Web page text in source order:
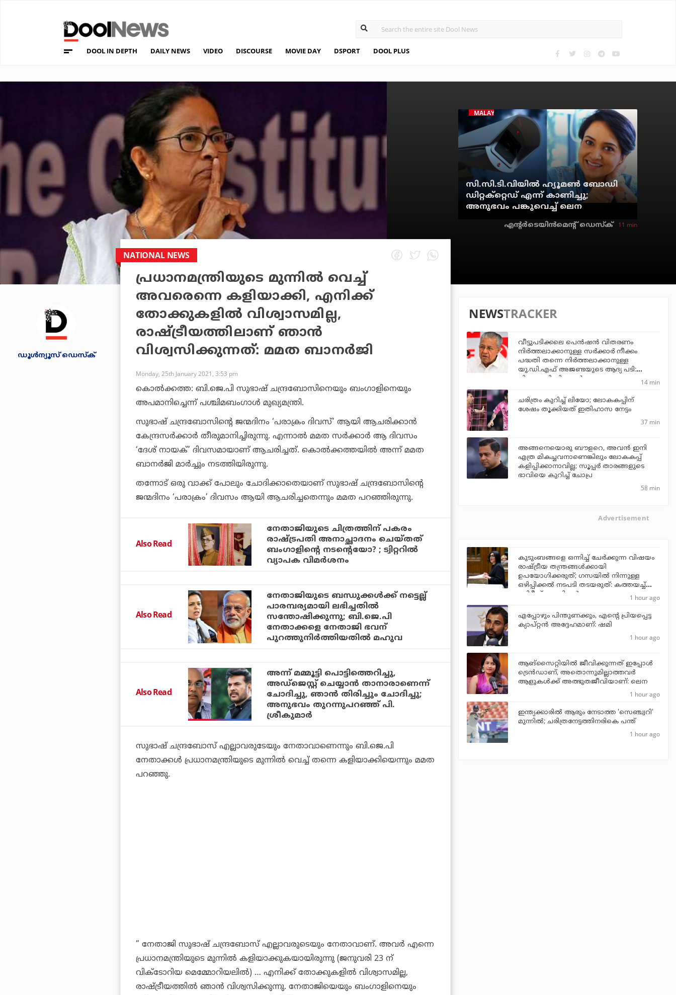
DOOL IN DEPTH DAILY NEWS VIDEO DISCOURSE MOVIE DAY DSPORT DOOL PLUS
MALAYALAM CINEMA
സി.സി.ടി.വിയില്‍ ഹ്യൂമണ്‍ ബോഡി
ഡിറ്റക്‌റ്റെഡ് എന്ന് കാണിച്ചു;
അനുഭവം പങ്കുവെച്ച് ലെന
എന്റര്‍ടെയിന്‍മെന്റ് ഡെസ്‌ക് 11 min
ഡൂള്‍ന്യൂസ് ഡെസ്‌ക്
NATIONAL NEWS
പ്രധാനമന്ത്രിയുടെ മുന്നില്‍ വെച്ച്
അവരെന്നെ കളിയാക്കി, എനിക്ക്
തോക്കുകളില്‍ വിശ്വാസമില്ല,
രാഷ്ട്രീയത്തിലാണ് ഞാന്‍
വിശ്വസിക്കുന്നത്: മമത ബാനര്‍ജി
Monday, 25th January 2021, 3:53 pm
കൊല്‍ക്കത്ത: ബി.ജെ.പി സുഭാഷ് ചന്ദ്രബോസിനെയും ബംഗാളിനെയും
അപമാനിച്ചെന്ന് പശ്ചിമബംഗാള്‍ മുഖ്യമന്ത്രി.
സുഭാഷ് ചന്ദ്രബോസിന്റെ ജന്മദിനം ‘പരാക്രം ദിവസ്’ ആയി ആചരിക്കാന്‍
കേന്ദ്രസര്‍ക്കാര്‍ തീരുമാനിച്ചിരുന്നു. എന്നാല്‍ മമത സര്‍ക്കാര്‍ ആ ദിവസം
‘ദേശ് നായക്’ ദിവസമായാണ് ആചരിച്ചത്. കൊല്‍ക്കത്തയില്‍ അന്ന് മമത
ബാനര്‍ജി മാര്‍ച്ചും നടത്തിയിരുന്നു.
തന്നോട് ഒരു വാക്ക് പോലും ചോദിക്കാതെയാണ് സുഭാഷ് ചന്ദ്രബോസിന്റെ
ജന്മദിനം ‘പരാക്രം’ ദിവസം ആയി ആചരിച്ചതെന്നും മമത പറഞ്ഞിരുന്നു.
Also Read
നേതാജിയുടെ ചിത്രത്തിന് പകരം
രാഷ്ട്രപതി അനാച്ഛാദനം ചെയ്തത്
ബംഗാളിന്റെ നടന്റെയോ? ; ട്വിറ്ററില്‍
വ്യാപക വിമര്‍ശനം
Also Read
നേതാജിയുടെ ബന്ധുക്കള്‍ക്ക് നട്ടെല്ല്
പാരമ്പര്യമായി ലഭിച്ചതില്‍
സന്തോഷിക്കുന്നു; ബി.ജെ.പി
നേതാക്കളെ നേതാജി ഭവന്
പുറത്തുനിര്‍ത്തിയതില്‍ മഹുവ
Also Read
അന്ന് മമ്മൂട്ടി പൊട്ടിത്തെറിച്ചു,
അഡ്‌ജെസ്റ്റ് ചെയ്യാന്‍ താനാരാണെന്ന്
ചോദിച്ചു, ഞാന്‍ തിരിച്ചും ചോദിച്ചു;
അനുഭവം തുറന്നുപറഞ്ഞ് പി.
ശ്രീകുമാര്‍
സുഭാഷ് ചന്ദ്രബോസ് എല്ലാവരുടേയും നേതാവാണെന്നും ബി.ജെ.പി
നേതാക്കള്‍ പ്രധാനമന്ത്രിയുടെ മുന്നില്‍ വെച്ച് തന്നെ കളിയാക്കിയെന്നും മമത
പറഞ്ഞു.
” നേതാജി സുഭാഷ് ചന്ദ്രബോസ് എല്ലാവരുടെയും നേതാവാണ്. അവര്‍ എന്നെ
പ്രധാനമന്ത്രിയുടെ മുന്നില്‍ കളിയാക്കുകയായിരുന്നു (ജനുവരി 23 ന്
വിക്ടോറിയ മെമ്മോറിയലില്‍) … എനിക്ക് തോക്കുകളില്‍ വിശ്വാസമില്ല,
രാഷ്ട്രീയത്തില്‍ ഞാന്‍ വിശ്വസിക്കുന്നു. നേതാജിയെയും ബംഗാളിനെയും
NEWSTRACKER
വീട്ടുപടിക്കലെ പെന്‍ഷന്‍ വിതരണം
നിര്‍ത്തലാക്കാനുള്ള സര്‍ക്കാര്‍ നീക്കം
പദ്ധതി തന്നെ നിര്‍ത്തലാക്കാനുള്ള
യു.ഡി.എഫ് അജണ്ടയുടെ ആദ്യ പടി:
പിണറായി വിജയന്‍
14 min
ചരിത്രം കുറിച്ച് ലിയോ; ലോകകപ്പിന്
ശേഷം തൂക്കിയത് ഇതിഹാസ നേട്ടം
37 min
അങ്ങനെയൊരു ബൗളറെ, അവന്‍ ഇനി
എത്ര മികച്ചവനാണെങ്കിലും ലോകകപ്പ്
കളിപ്പിക്കാനാവില്ല; സൂപ്പര്‍ താരങ്ങളുടെ
ഭാവിയെ കുറിച്ച് ചോപ്ര
58 min
Advertisement
കുടുംബങ്ങളെ ഒന്നിച്ച് ചേര്‍ക്കുന്ന വിഷയം
രാഷ്ട്രീയ തന്ത്രങ്ങള്‍ക്കായി
ഉപയോഗിക്കരുത്; ഗസയില്‍ നിന്നുള്ള
ഒഴിപ്പിക്കല്‍ നടപടി തടയരുത്: കത്തയച്ച്
ബ്രിട്ടീഷ് എം.പിമാര്‍
1 hour ago
എപ്പോഴും പിന്തുണക്കും, എന്റെ പ്രിയപ്പെട്ട
ക്യാപ്റ്റന്‍ അദ്ദേഹമാണ്: ഷമി
1 hour ago
ആങ്സൈറ്റിയിൽ ജീവിക്കുന്നത് ഇപ്പോൾ
ട്രെൻഡാണ്, അതൊന്നുമില്ലാത്തവർ
ആളുകൾക്ക് അത്ഭുതജീവിയാണ്: ലെന
1 hour ago
ഇന്ത്യക്കാരില്‍ ആരും നേടാത്ത 'സെഞ്ച്വറി'
മുന്നില്‍; ചരിത്രനേട്ടത്തിനരികെ പന്ത്
1 hour ago